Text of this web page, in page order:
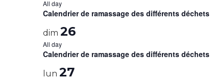
All day
Calendrier de ramassage des différents déchets
dim 26
All day
Calendrier de ramassage des différents déchets
lun 27